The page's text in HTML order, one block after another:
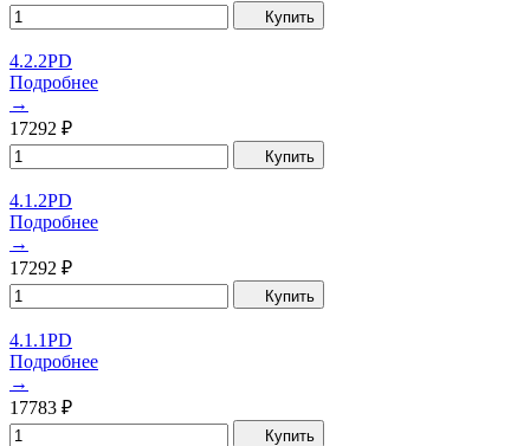
Купить
4.2.2PD
Подробнее
→
17292 ₽
Купить
4.1.2PD
Подробнее
→
17292 ₽
Купить
4.1.1PD
Подробнее
→
17783 ₽
Купить